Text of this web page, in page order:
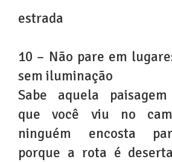
estrada
10 – Não pare em
sem iluminação
Sabe aquela
que você viu no
ninguém encosta
porque a rota é